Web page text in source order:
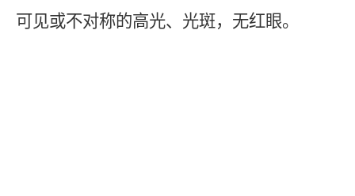
可见或不对称的高光、光斑，无红眼。